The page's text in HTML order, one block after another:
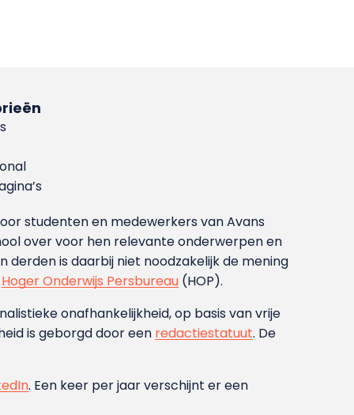
studenten en medewerkers van Avans
over voor hen relevante onderwerpen en
is daarbij niet noodzakelijk de mening
Hoger Onderwijs Persbureau (HOP).
onafhankelijkheid, op basis van vrije
is geborgd door een redactiestatuut. De
. Een keer per jaar verschijnt er een